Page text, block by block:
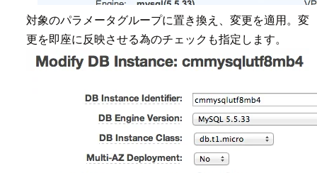
対象のパラメータグループに置き換え、変更を適用。変
更を即座に反映させる為のチェックも指定します。